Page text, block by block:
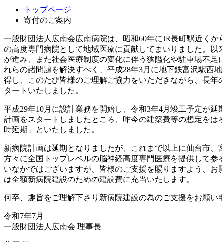
トップページ
寄付のご案内
一般財団法人広南会広南病院は、昭和60年にJR長町駅近く
の高度専門病院として地域医療に貢献してまいりました。以
が進み、また社会医療制度の変化に伴う狭隘化や駐車場不
れらの諸問題を解決すべく、平成28年3月に地下鉄富沢駅西
得し、このたび皆様のご理解ご協力をいただきながら、長
タートいたしました。
平成29年10月に設計業務を開始し、令和3年4月竣工予定が
計画をスタートしましたところ、昨今の建築費等の想定を
時延期」といたしました。
新病院計画は延期となりましたが、これまで以上に仙台市、
方々に全国トップレベルの脳神経高度専門医療を提供して
いなかではございますが、皆様のご支援を賜りますよう、
は全額新病院建設のための建設費に充当いたします。
何卒、趣旨をご理解下さり新病院建設の為のご支援をお願い
令和7年7月
一般財団法人広南会 理事長